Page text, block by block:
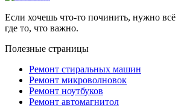
Если хочешь что-то починить, нужно всё
где то, что важно.
Полезные страницы
Ремонт стиральных машин
Ремонт микроволновок
Ремонт ноутбуков
Ремонт автомагнитол